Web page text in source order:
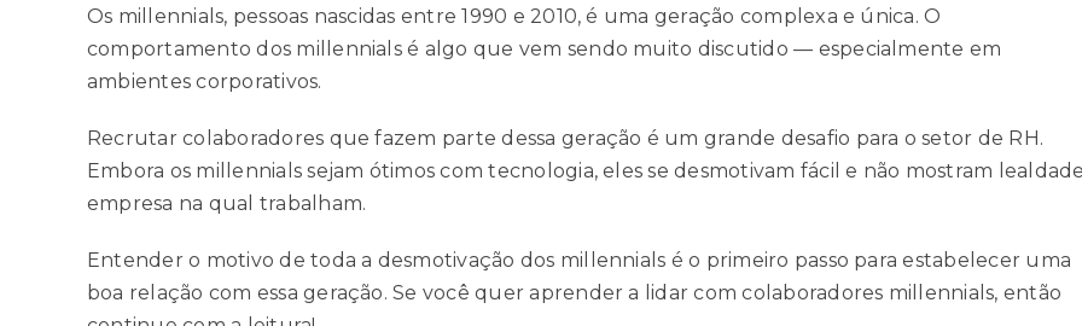
Os millennials, pessoas nascidas entre 1990 e 2010, é uma geração complexa e única. O
comportamento dos millennials é algo que vem sendo muito discutido — especialmente em
ambientes corporativos.
Recrutar colaboradores que fazem parte dessa geração é um grande desafio para o setor de RH.
Embora os millennials sejam ótimos com tecnologia, eles se desmotivam fácil e não mostram
empresa na qual trabalham.
Entender o motivo de toda a desmotivação dos millennials é o primeiro passo para estabelecer uma
boa relação com essa geração. Se você quer aprender a lidar com colaboradores millennials, então